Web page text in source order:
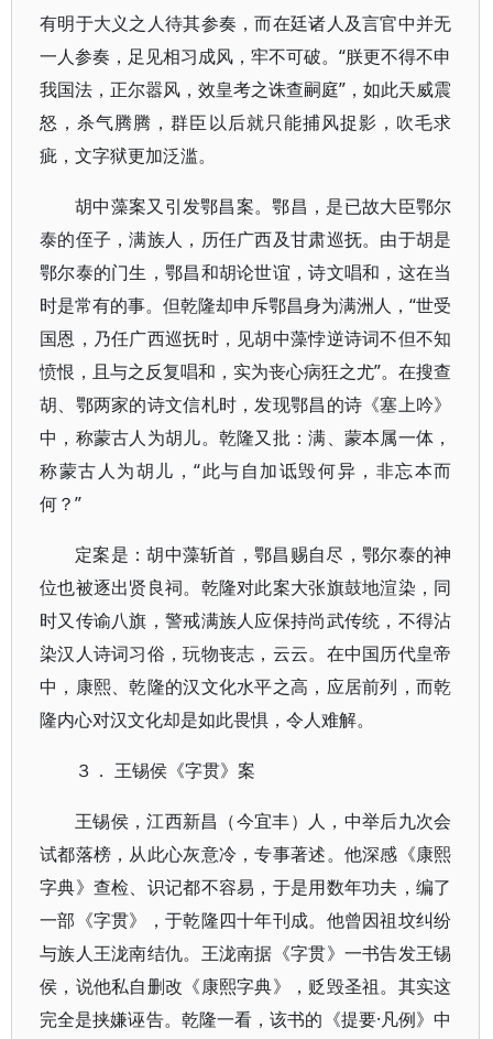
有明于大义之人待其参奏，而在廷诸人及言官中并无
一人参奏，足见相习成风，牢不可破。“朕更不得不申
我国法，正尔嚣风，效皇考之诛查嗣庭”，如此天威震
怒，杀气腾腾，群臣以后就只能捕风捉影，吹毛求
疵，文字狱更加泛滥。
胡中藻案又引发鄂昌案。鄂昌，是已故大臣鄂尔
泰的侄子，满族人，历任广西及甘肃巡抚。由于胡是
鄂尔泰的门生，鄂昌和胡论世谊，诗文唱和，这在当
时是常有的事。但乾隆却申斥鄂昌身为满洲人，“世受
国恩，乃任广西巡抚时，见胡中藻悖逆诗词不但不知
愤恨，且与之反复唱和，实为丧心病狂之尤”。在搜查
胡、鄂两家的诗文信札时，发现鄂昌的诗《塞上吟》
中，称蒙古人为胡儿。乾隆又批：满、蒙本属一体，
称蒙古人为胡儿，“此与自加诋毁何异，非忘本而
何？”
定案是：胡中藻斩首，鄂昌赐自尽，鄂尔泰的神
位也被逐出贤良祠。乾隆对此案大张旗鼓地渲染，同
时又传谕八旗，警戒满族人应保持尚武传统，不得沾
染汉人诗词习俗，玩物丧志，云云。在中国历代皇帝
中，康熙、乾隆的汉文化水平之高，应居前列，而乾
隆内心对汉文化却是如此畏惧，令人难解。
３． 王锡侯《字贯》案
王锡侯，江西新昌（今宜丰）人，中举后九次会
试都落榜，从此心灰意冷，专事著述。他深感《康熙
字典》查检、识记都不容易，于是用数年功夫，编了
一部《字贯》，于乾隆四十年刊成。他曾因祖坟纠纷
与族人王泷南结仇。王泷南据《字贯》一书告发王锡
侯，说他私自删改《康熙字典》，贬毁圣祖。其实这
完全是挟嫌诬告。乾隆一看，该书的《提要·凡例》中